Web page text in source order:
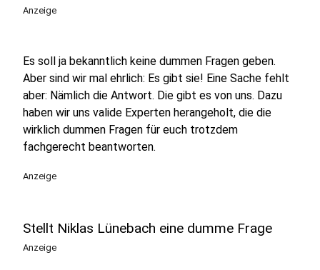
Anzeige
Es soll ja bekanntlich keine dummen Fragen geben.
Aber sind wir mal ehrlich: Es gibt sie! Eine Sache fehlt
aber: Nämlich die Antwort. Die gibt es von uns. Dazu
haben wir uns valide Experten herangeholt, die die
wirklich dummen Fragen für euch trotzdem
fachgerecht beantworten.
Anzeige
Stellt Niklas Lünebach eine dumme Frage
Anzeige